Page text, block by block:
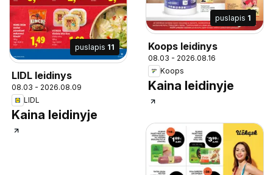
puslapis 11
LIDL leidinys
08.03 - 2026.08.09
LIDL
Kaina leidinyje
puslapis 1
Koops leidinys
08.03 - 2026.08.16
Koops
Kaina leidinyje